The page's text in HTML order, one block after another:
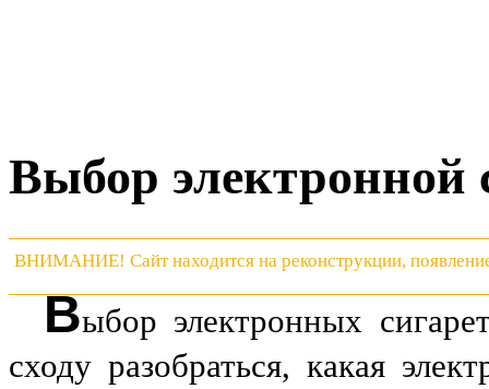
ВНИМАНИЕ! Сайт находится на реконструкции,
Выбор электронной
Выбор электронных
сходу разобраться, какая